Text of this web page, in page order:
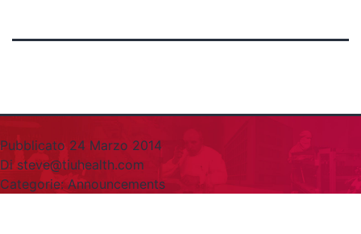
Pubblicato 24 Marzo 2014
Di steve@tiuhealth.com
Categorie:Announcements